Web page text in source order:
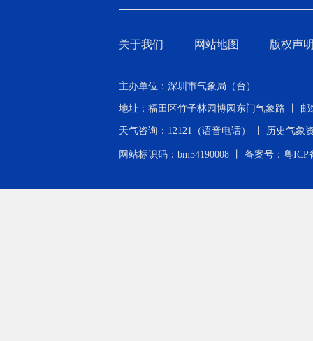
关于我们 网站地图 版权声
主办单位：深圳市气象局（台）
地址：福田区竹子林园博园东门气象路 丨 邮
天气咨询：12121（语音电话） 丨 历史气象
网站标识码：bm54190008 丨 备案号：粤ICP